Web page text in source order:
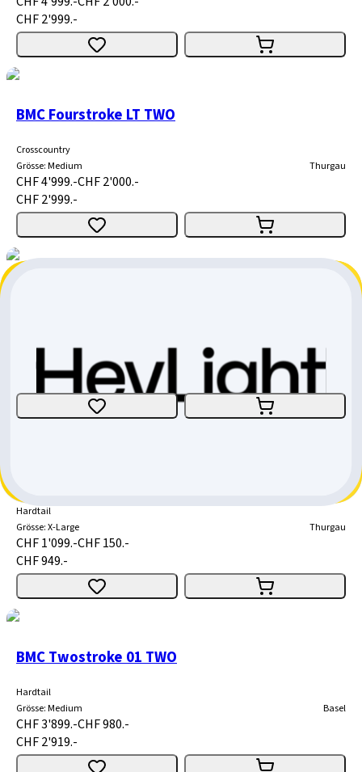
CHF 2'999.-
BMC Fourstroke LT TWO
Crosscountry
Grösse:Medium Thurgau
CHF 4'999.-CHF 2'000.-
CHF 2'999.-
Grösse: Thurgau
CHF 9'499.-
CHF 5'700.-
CHF 3'799.-
Hardtail
Grösse:X-Large Thurgau
CHF 1'099.-CHF 150.-
CHF 949.-
BMC Twostroke 01 TWO
Hardtail
Grösse:Medium Basel
CHF 3'899.-CHF 980.-
CHF 2'919.-